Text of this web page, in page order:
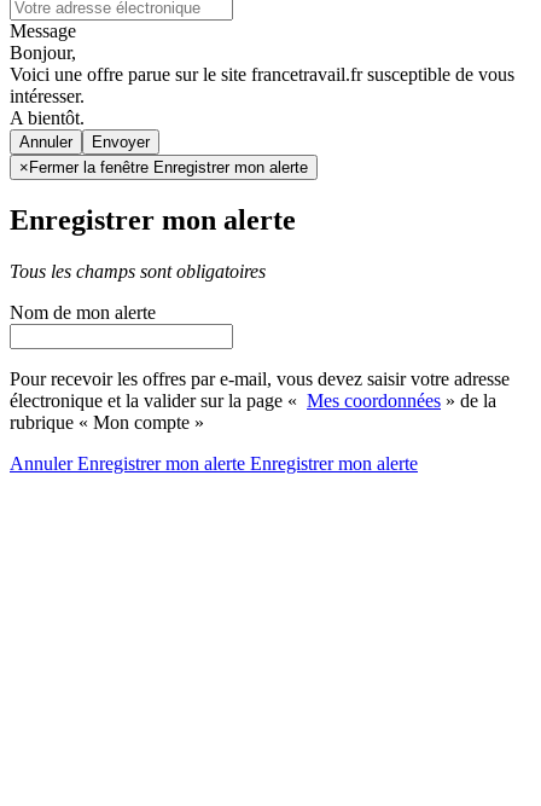
Message
Bonjour,
Voici une offre parue sur le site francetravail.fr susceptible de vous
intéresser.
A bientôt.
Annuler
× Fermer la fenêtre Enregistrer mon alerte
Enregistrer mon alerte
Tous les champs sont obligatoires
Nom de mon alerte
Pour recevoir les offres par e-mail, vous devez saisir votre adresse
électronique et la valider sur la page « Mes coordonnées » de la
rubrique « Mon compte »
AnnulerEnregistrer mon alerte Enregistrermon alerte